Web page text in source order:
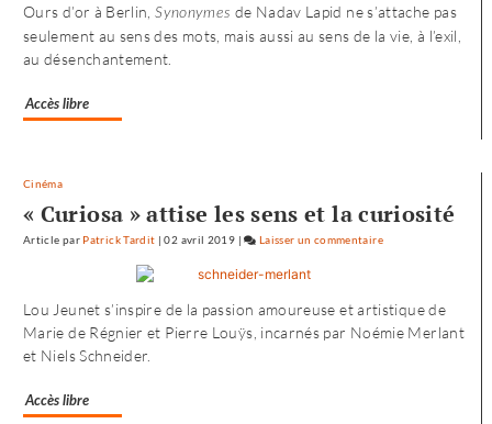
l’Ouest
de
Ours d’or à Berlin,Synonymes de Nadav Lapid ne s’attache pas
seulement au sens des mots, mais aussi au sens de la vie, à l’exil,
au désenchantement.
Accès libre
Cinéma
« Curiosa » attise les sens et la curiosité
Article par Patrick Tardit |02 avril 2019 | Laisser un commentaireon
l’Ouest
de
Lou Jeunet s’inspire de la passion amoureuse et artistique de
Marie de Régnier et Pierre Louÿs, incarnés par Noémie Merlant
et Niels Schneider.
Accès libre